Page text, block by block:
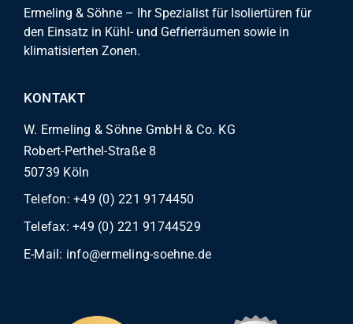
Ermeling & Söhne – Ihr Spezialist für Isoliertüren für
den Einsatz in Kühl- und Gefrierräumen sowie in
klimatisierten Zonen.
KONTAKT
W. Ermeling & Söhne GmbH & Co. KG
Robert-Perthel-Straße 8
50739 Köln
Telefon:+49 (0) 221 9174450
Telefax: +49 (0) 221 91744529
E-Mail: info@ermeling-soehne.de